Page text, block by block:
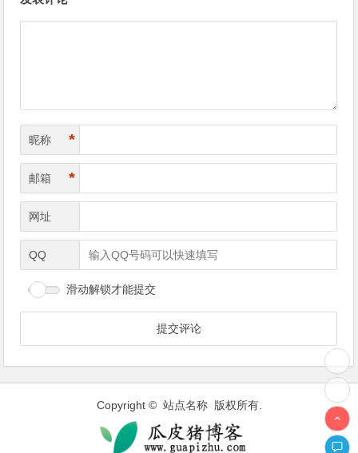
昵称 *
邮箱 *
网址
QQ
滑动解锁才能提交
Copyright © 站点名称 版权所有.